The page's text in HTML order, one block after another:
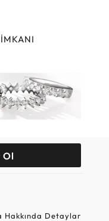
Ol
Hakkında Detaylar